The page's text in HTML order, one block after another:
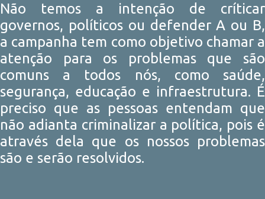
Não temos a intenção de críticar
governos, políticos ou defender A ou B,
a campanha tem como objetivo chamar a
atenção para os problemas que são
comuns a todos nós, como saúde,
segurança, educação e infraestrutura. É
preciso que as pessoas entendam que
não adianta criminalizar a política, pois é
através dela que os nossos problemas
são e serão resolvidos.